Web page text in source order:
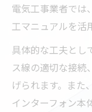
電気工事業者では
工マニュアルを活
具体的な工夫とし
ス線の適切な接続
げられます。また
インターフォン本